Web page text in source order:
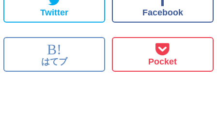
Twitter Facebook
B!
はてブ Pocket